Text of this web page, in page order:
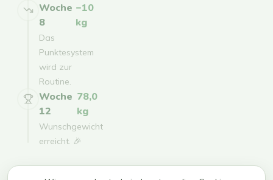
Woche
8
−10
kg
Das
Punktesystem
wird zur
Routine.
Woche
12
78,0
kg
Wunschgewicht
erreicht. 🎉